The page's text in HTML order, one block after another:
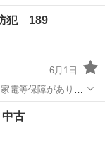
ィ
犯 189
6月1日
ィ
古